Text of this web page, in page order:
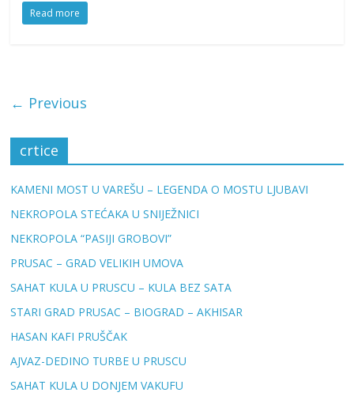
Read more
← Previous
crtice
KAMENI MOST U VAREŠU – LEGENDA O MOSTU LJUBAVI
NEKROPOLA STEĆAKA U SNIJEŽNICI
NEKROPOLA “PASIJI GROBOVI”
PRUSAC – GRAD VELIKIH UMOVA
SAHAT KULA U PRUSCU – KULA BEZ SATA
STARI GRAD PRUSAC – BIOGRAD – AKHISAR
HASAN KAFI PRUŠČAK
AJVAZ-DEDINO TURBE U PRUSCU
SAHAT KULA U DONJEM VAKUFU